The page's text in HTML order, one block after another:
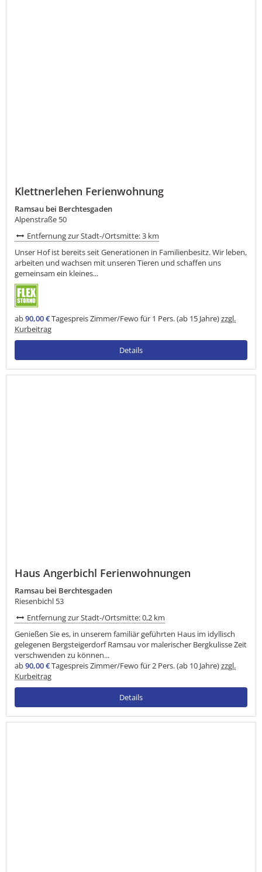
Klettnerlehen Ferienwohnung
Ramsau bei Berchtesgaden
Alpenstraße 50
Entfernung zur Stadt-/Ortsmitte: 3 km
Unser Hof ist bereits seit Generationen in Familienbesitz. Wir leben,
arbeiten und wachsen mit unseren Tieren und schaffen uns
gemeinsam ein kleines...
ab90,00 €Tagespreis Zimmer/Fewo für 1 Pers. (ab 15 Jahre)zzgl.
Kurbeitrag
Details
Haus Angerbichl Ferienwohnungen
Ramsau bei Berchtesgaden
Riesenbichl 53
Entfernung zur Stadt-/Ortsmitte: 0,2 km
Genießen Sie es, in unserem familiär geführten Haus im idyllisch
gelegenen Bergsteigerdorf Ramsau vor malerischer Bergkulisse Zeit
verschwenden zu können...
ab90,00 €Tagespreis Zimmer/Fewo für 2 Pers. (ab 10 Jahre)zzgl.
Kurbeitrag
Details